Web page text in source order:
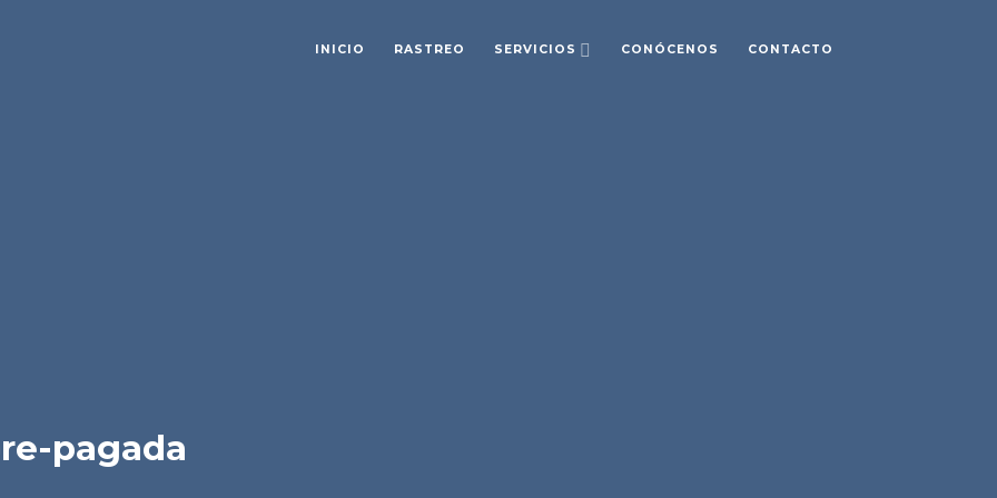
INICIO RASTREO SERVICIOS CONÓCENOS CONTACTO
pagada